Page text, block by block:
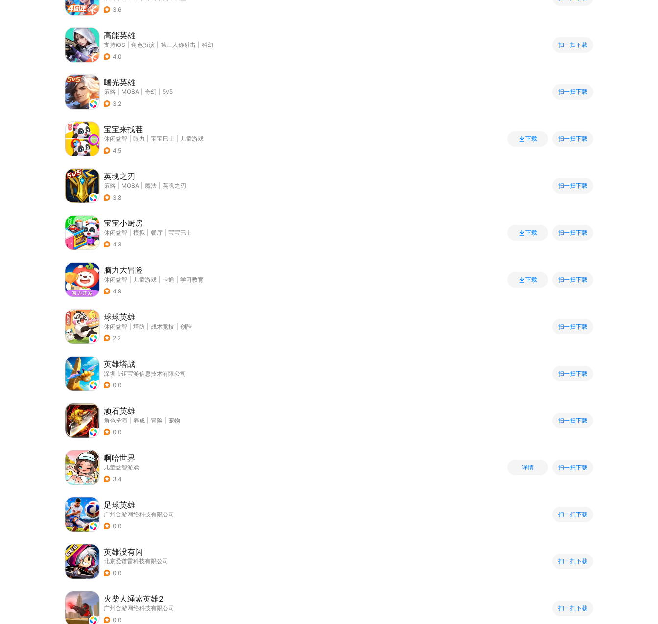
3.6
高能英雄
支持iOS 角色扮演 第三人称射击
科幻
4.0
扫一扫下载
曙光英雄
策略 MOBA 奇幻
5v5
3.2
扫一扫下载
宝宝来找茬
休闲益智 眼力 宝宝巴士
儿童游戏
4.5
下载 扫一扫下载
英魂之刃
策略 MOBA 魔法
英魂之刃
3.8
扫一扫下载
宝宝小厨房
休闲益智 模拟 餐厅
宝宝巴士
4.3
下载 扫一扫下载
脑力大冒险
休闲益智 儿童游戏 卡通
学习教育
4.9
下载 扫一扫下载
球球英雄
休闲益智 塔防 战术竞技
创酷
2.2
扫一扫下载
英雄塔战
深圳市钜宝游信息技术有限公司
0.0
扫一扫下载
顽石英雄
角色扮演 养成 冒险
宠物
0.0
扫一扫下载
啊哈世界
儿童益智游戏
3.4
详情 扫一扫下载
足球英雄
广州合游网络科技有限公司
0.0
扫一扫下载
英雄没有闪
北京爱谱雷科技有限公司
0.0
扫一扫下载
火柴人绳索英雄2
广州合游网络科技有限公司
0.0
扫一扫下载